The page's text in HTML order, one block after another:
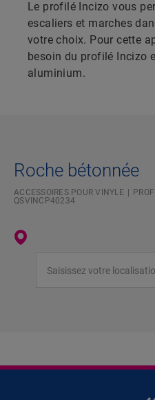
Le profilé Incizo vous
escaliers et marches
votre choix. Pour cette
besoin du profilé Incizo
aluminium.
Roche bétonnée
ACCESSOIRES POUR VINYLE
QSVINCP40234